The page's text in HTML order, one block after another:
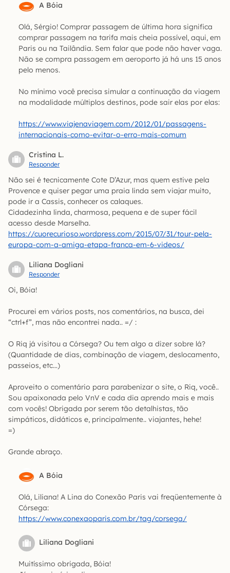
A Bóia
Olá, Sérgio! Comprar passagem de última hora significa
comprar passagem na tarifa mais cheia possível, aqui, em
Paris ou na Tailândia. Sem falar que pode não haver vaga.
Não se compra passagem em aeroporto já há uns 15 anos
pelo menos.
No mínimo você precisa simular a continuação da viagem
na modalidade múltiplos destinos, pode sair elas por elas:
https://www.viajenaviagem.com/2012/01/passagens-
internacionais-como-evitar-o-erro-mais-comum
Cristina L.
Responder
Não sei é tecnicamente Cote D’Azur, mas quem estive pela
Provence e quiser pegar uma praia linda sem viajar muito,
pode ir a Cassis, conhecer os calaques.
Cidadezinha linda, charmosa, pequena e de super fácil
acesso desde Marselha.
https://cuorecurioso.wordpress.com/2015/07/31/tour-pela-
europa-com-a-amiga-etapa-franca-em-6-videos/
Liliana Dogliani
Responder
Oi, Bóia!
Procurei em vários posts, nos comentários, na busca, dei
“ctrl+f”, mas não encontrei nada.. =/ :
O Riq já visitou a Córsega? Ou tem algo a dizer sobre lá?
(Quantidade de dias, combinação de viagem, deslocamento,
passeios, etc…)
Aproveito o comentário para parabenizar o site, o Riq, você..
Sou apaixonada pelo VnV e cada dia aprendo mais e mais
com vocês! Obrigada por serem tão detalhistas, tão
simpáticos, didáticos e, principalmente.. viajantes, hehe!
=)
Grande abraço.
A Bóia
Olá, Liliana! A Lina do Conexão Paris vai freqüentemente à
Córsega:
https://www.conexaoparis.com.br/tag/corsega/
Liliana Dogliani
Muitíssimo obrigada, Bóia!